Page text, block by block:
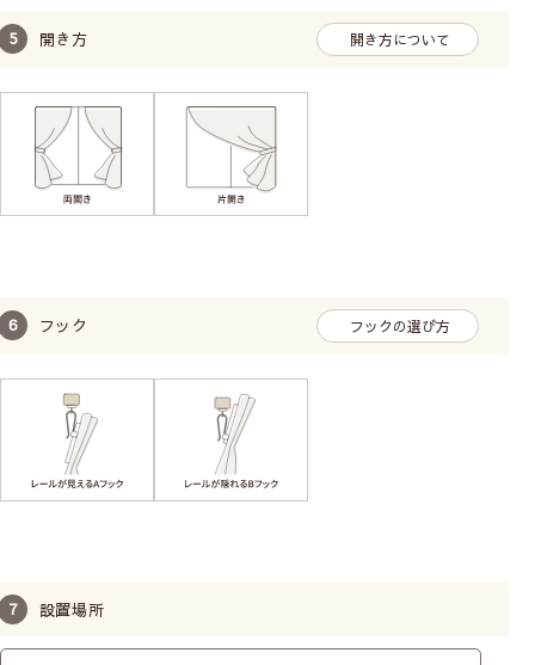
開き方 開き方について
フック フックの選び方
設置場所